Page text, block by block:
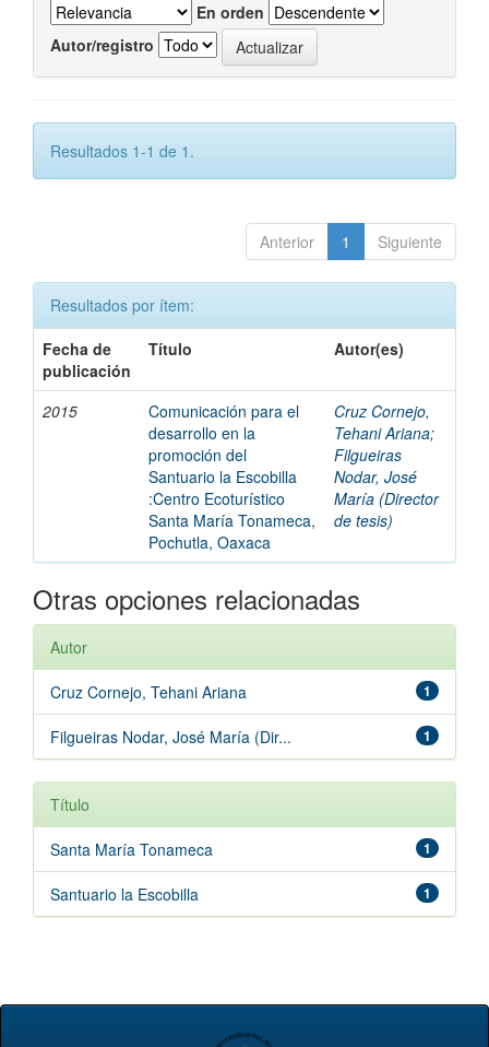
En orden
Autor/registro
Resultados 1-1 de 1.
Anterior 1 Siguiente
Resultados por ítem:
Fecha de
publicación
Título Autor(es)
2015
Comunicación para el
desarrollo en la
promoción del
Santuario la Escobilla
:Centro Ecoturístico
Santa María Tonameca,
Pochutla, Oaxaca
Cruz Cornejo,
Tehani Ariana;
Filgueiras
Nodar, José
María (Director
de tesis)
Otras opciones relacionadas
Autor
1
Cruz Cornejo, Tehani Ariana
1
Filgueiras Nodar, José María (Dir...
Título
1
Santa María Tonameca
1
Santuario la Escobilla